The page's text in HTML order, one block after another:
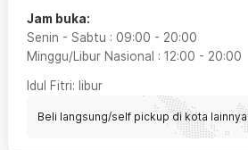
Jam buka:
Senin - Sabtu : 09:00 - 20:00
Minggu/Libur Nasional : 12:00 - 20:00
Idul Fitri: libur
Beli langsung/self pickup di kota lainnya